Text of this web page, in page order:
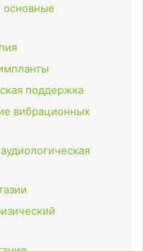
основные
поддержка
вибрационных